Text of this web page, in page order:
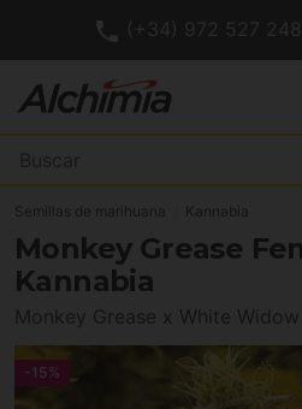
(+34) 972 527 248
Semillas de marihuana Kannabia
Monkey Grease
Kannabia
Monkey Grease x White Widow
-15%